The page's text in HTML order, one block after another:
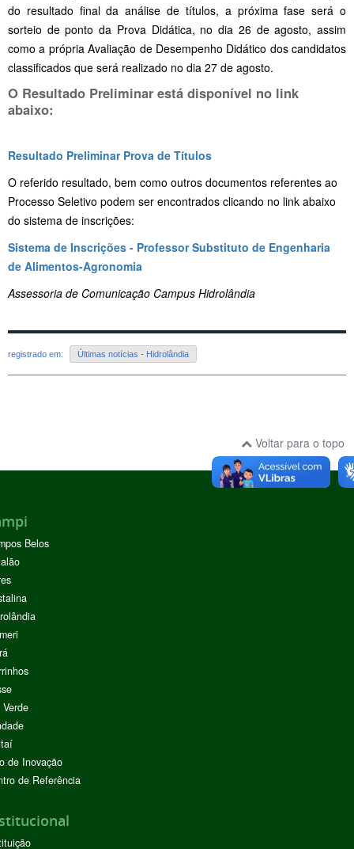
do resultado final da análise de títulos, a próxima fase será o
sorteio de ponto da Prova Didática, no dia 26 de agosto, assim
como a própria Avaliação de Desempenho Didático dos candidatos
classificados que será realizado no dia 27 de agosto.
O Resultado Preliminar está disponível no link
abaixo:
Resultado Preliminar Prova de Títulos
O referido resultado, bem como outros documentos referentes ao
Processo Seletivo podem ser encontrados clicando no link abaixo
do sistema de inscrições:
Sistema de Inscrições - Professor Substituto de Engenharia
de Alimentos-Agronomia
Assessoria de Comunicação Campus Hidrolândia
registrado em: Últimas notícias - Hidrolândia
Voltar para o topo
Belos
de Inovação
de Referência